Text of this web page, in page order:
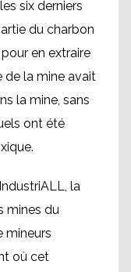
six derniers
du charbon
en extraire
de la mine avait
la mine, sans
ont été
la
mines du
mineurs
où cet